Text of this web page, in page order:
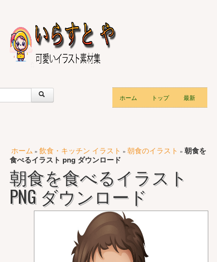
ホーム トップ 最新
ホーム » 飲食・キッチン イラスト » 朝食のイラスト » 朝食を
食べるイラスト png ダウンロード
朝食を食べるイラスト
PNG ダウンロード